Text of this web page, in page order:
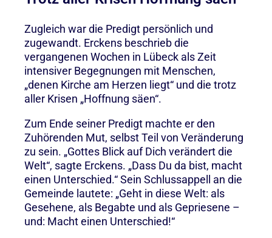
Zugleich war die Predigt persönlich und
zugewandt. Erckens beschrieb die
vergangenen Wochen in Lübeck als Zeit
intensiver Begegnungen mit Menschen,
„denen Kirche am Herzen liegt“ und die trotz
aller Krisen „Hoffnung säen“.
Zum Ende seiner Predigt machte er den
Zuhörenden Mut, selbst Teil von Veränderung
zu sein. „Gottes Blick auf Dich verändert die
Welt“, sagte Erckens. „Dass Du da bist, macht
einen Unterschied.“ Sein Schlussappell an die
Gemeinde lautete: „Geht in diese Welt: als
Gesehene, als Begabte und als Gepriesene –
und: Macht einen Unterschied!“